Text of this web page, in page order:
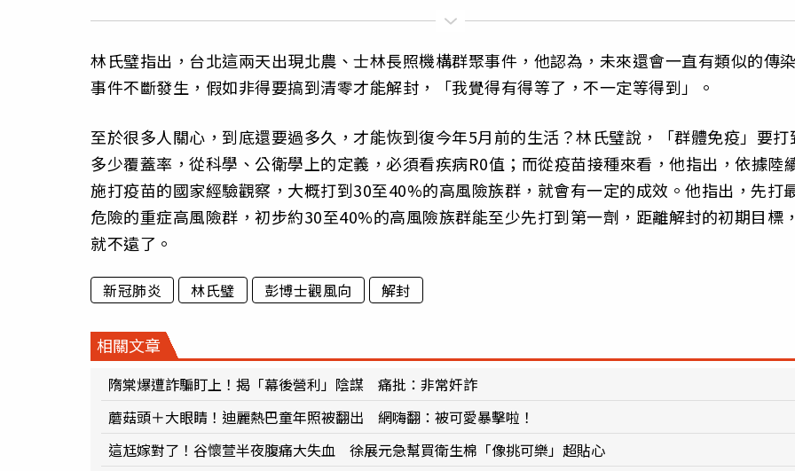
林氏璧指出，台北這兩天出現北農、士林長照機構群聚事件，他認為，未來還會一直有類似的傳
事件不斷發生，假如非得要搞到清零才能解封，「我覺得有得等了，不一定等得到」。
至於很多人關心，到底還要過多久，才能恢到復今年5月前的生活？林氏璧說，「群體免疫」要打
多少覆蓋率，從科學、公衛學上的定義，必須看疾病R0值；而從疫苗接種來看，他指出，依據陸
施打疫苗的國家經驗觀察，大概打到30至40%的高風險族群，就會有一定的成效。他指出，先打
危險的重症高風險群，初步約30至40%的高風險族群能至少先打到第一劑，距離解封的初期目標
就不遠了。
新冠肺炎 林氏璧 彭博士觀風向 解封
相關文章
隋棠爆遭詐騙盯上！揭「幕後營利」陰謀 痛批：非常奸詐
蘑菇頭＋大眼睛！迪麗熱巴童年照被翻出 網嗨翻：被可愛暴擊啦！
這尪嫁對了！谷懷萱半夜腹痛大失血 徐展元急幫買衛生棉「像挑可樂」超貼心